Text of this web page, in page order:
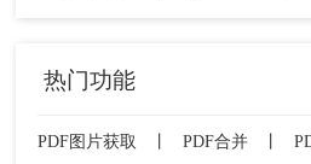
热门功能
PDF图片获取 PDF合并